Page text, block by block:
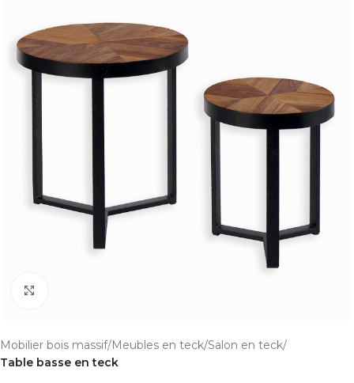
Mobilier bois massif Meubles en teck Salon en teck
Table basse en teck